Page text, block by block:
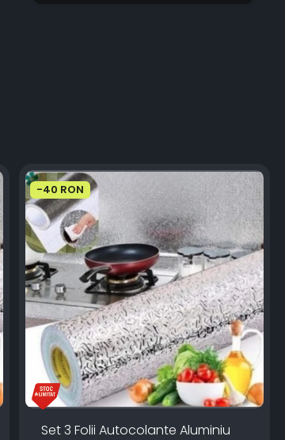
-40 RON
Set 3 Folii Autocolante Aluminiu